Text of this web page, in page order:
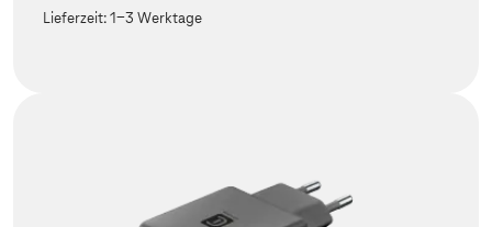
Lieferzeit:1-3 Werktage